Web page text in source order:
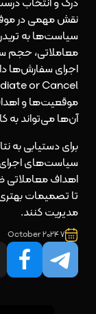
نقش مهمی در
سیاست‌ها به
معاملاتی، حجم
موقعیت‌ها و
آن‌ها می‌تواند
برای دستیابی به
سیاست‌های اجرای
اهداف معاملاتی
تا تصمیمات
مدیریت کنند.
7 October 2024